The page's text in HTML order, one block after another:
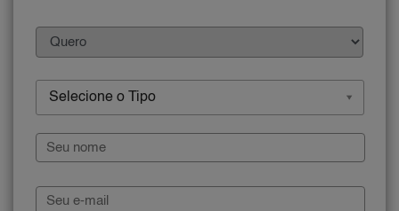
Selecione o Tipo